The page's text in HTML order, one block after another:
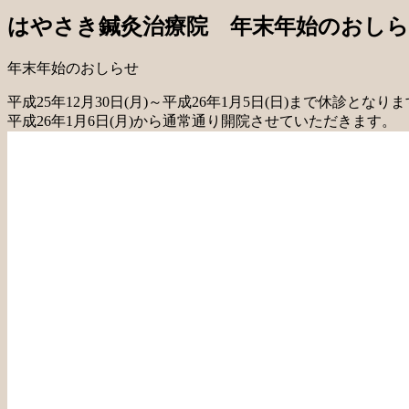
はやさき鍼灸治療院 年末年始のおし
年末年始のおしらせ
平成25年12月30日(月)～平成26年1月5日(日)まで休診となりま
平成26年1月6日(月)から通常通り開院させていただきます。